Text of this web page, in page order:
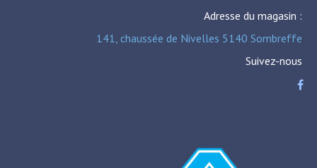
Adresse du magasin :
141, chaussée de Nivelles 5140 Sombreffe
Suivez-nous